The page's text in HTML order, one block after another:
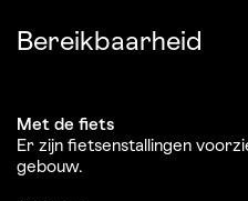
Bereikbaarheid
Met de fiets
Er zijn fietsenstallingen
gebouw.